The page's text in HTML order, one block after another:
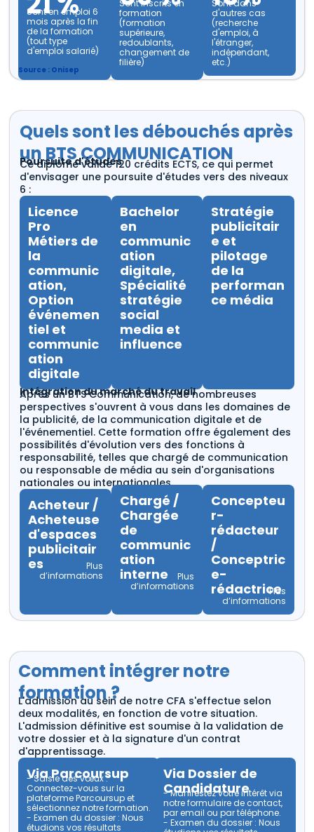
Sont en emploi 6
mois après la fin
de la formation
(tout type
d'emploi salarié)
Sont inscrits en
formation
(formation
supérieure,
redoublants,
changement de
filière)
Sont dans
d'autres cas
(recherche
d'emploi, à
l'étranger,
indépendant,
etc.)
Source : Onisep
Quels sont les débouchés après
un BTS COMMUNICATION
Poursuite d'études
Ce diplôme valide 120 crédits ECTS, ce qui permet
d'envisager une poursuite d'études vers des niveaux
6 :
Licence
Pro
Métiers de
la
communic
ation,
Option
événemen
tiel et
communic
ation
digitale
Bachelor
en
communic
ation
digitale,
Spécialité
stratégie
social
media et
influence
Stratégie
publicitair
e et
pilotage
de la
performan
ce média
Intégration du marché du travail
Après un BTS Communication, de nombreuses
perspectives s'ouvrent à vous dans les domaines de
la publicité, de la communication digitale et de
l'événementiel. Cette formation offre également des
possibilités d'évolution vers des fonctions à
responsabilité, telles que chargé de communication
ou responsable de média au sein d'organisations
nationales ou internationales.
Acheteur /
Acheteuse
d'espaces
publicitair
es
Plus
d’informations
Chargé /
Chargée
de
communic
ation
interne
Plus
d’informations
Concepteu
r-
rédacteur
/
Conceptric
e-
rédactrice
Plus
d’informations
Comment intégrer notre
formation ?
L'admission au sein de notre CFA s'effectue selon
deux modalités, en fonction de votre situation.
L'admission définitive est soumise à la validation de
votre dossier et à la signature d'un contrat
d'apprentissage.
Via Parcoursup
- Saisie des vœux :
Connectez-vous sur la
plateformeParcoursupet
sélectionnez notre formation.
- Examen du dossier : Nous
étudions vos résultats
Via Dossier de
Candidature
- Manifestez votre intérêt via
notre formulaire de contact,
par email ou par téléphone.
- Examen du dossier : Nous